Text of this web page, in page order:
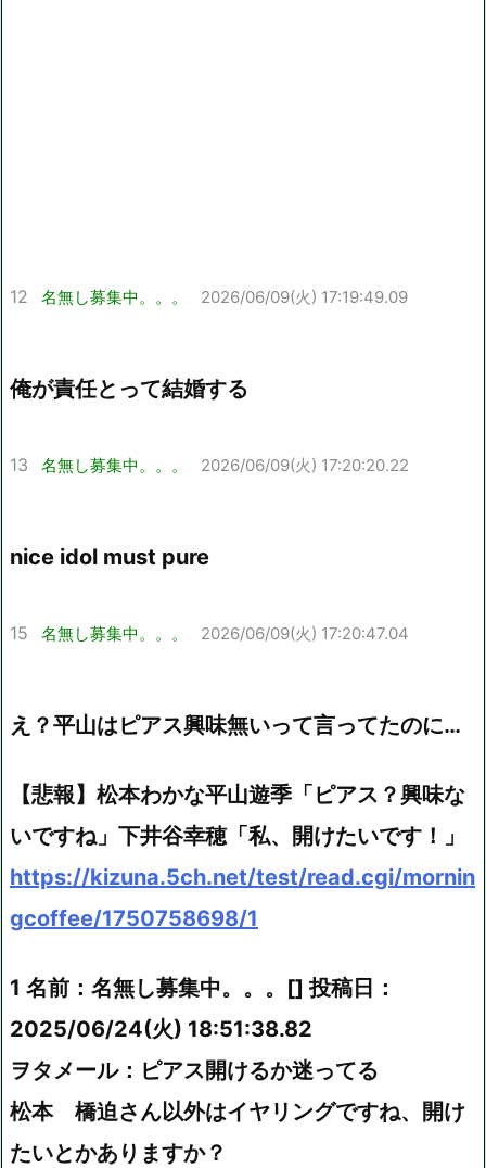
12 名無し募集中。。。 2026/06/09(火) 17:19:49.09
俺が責任とって結婚する
13 名無し募集中。。。 2026/06/09(火) 17:20:20.22
nice idol must pure
15 名無し募集中。。。 2026/06/09(火) 17:20:47.04
え？平山はピアス興味無いって言ってたのに…
【悲報】松本わかな平山遊季「ピアス？興味な
いですね」下井谷幸穂「私、開けたいです！」
https://kizuna.5ch.net/test/read.cgi/mornin
gcoffee/1750758698/1
1 名前：名無し募集中。。。[] 投稿日：
2025/06/24(火) 18:51:38.82
ヲタメール：ピアス開けるか迷ってる
松本 橋迫さん以外はイヤリングですね、開け
たいとかありますか？